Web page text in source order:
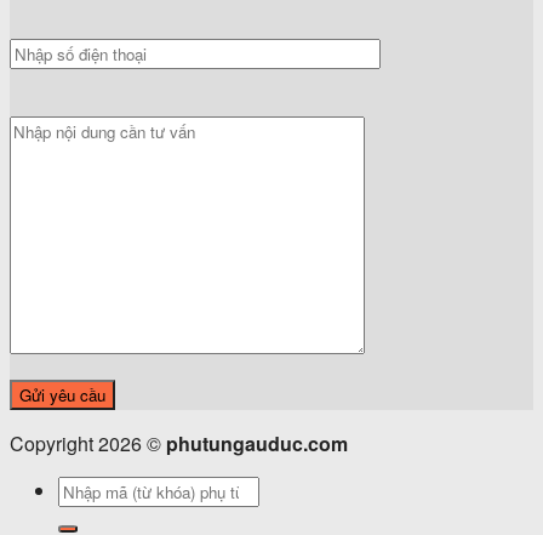
Copyright 2026 © phutungauduc.com
Tìm